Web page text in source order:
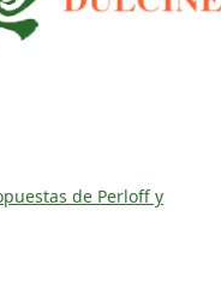
de Perloff y